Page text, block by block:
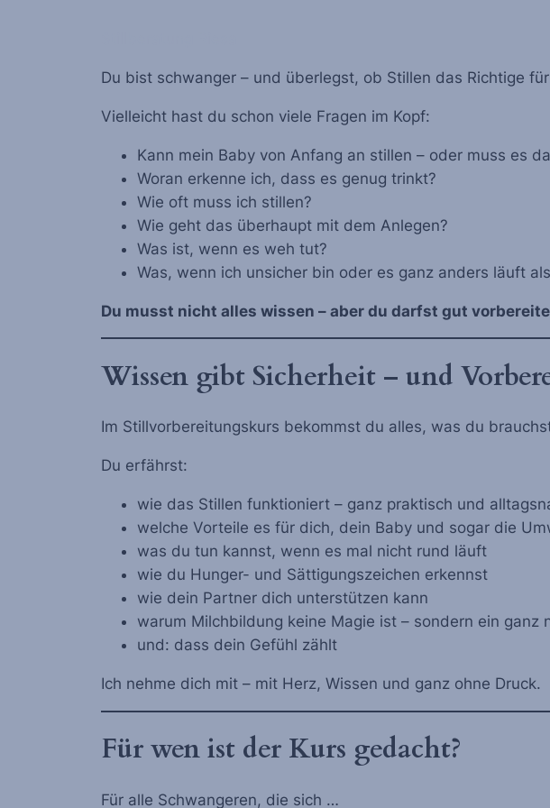
Du bist schwanger – und überlegst, ob Stillen das Richtige
Vielleicht hast du schon viele Fragen im Kopf:
Kann mein Baby von Anfang an stillen – oder muss es
Woran erkenne ich, dass es genug trinkt?
Wie oft muss ich stillen?
Wie geht das überhaupt mit dem Anlegen?
Was ist, wenn es weh tut?
Was, wenn ich unsicher bin oder es ganz anders läuft
Du musst nicht alles wissen – aber du darfst gut
Wissen gibt Sicherheit – und
Im Stillvorbereitungskurs bekommst du alles, was du
Du erfährst:
wie das Stillen funktioniert – ganz praktisch und
welche Vorteile es für dich, dein Baby und sogar die
was du tun kannst, wenn es mal nicht rund läuft
wie du Hunger- und Sättigungszeichen erkennst
wie dein Partner dich unterstützen kann
warum Milchbildung keine Magie ist – sondern ein ganz
und: dass dein Gefühl zählt
Ich nehme dich mit – mit Herz, Wissen und ganz ohne Druck.
Für wen ist der Kurs gedacht?
Für alle Schwangeren, die sich …